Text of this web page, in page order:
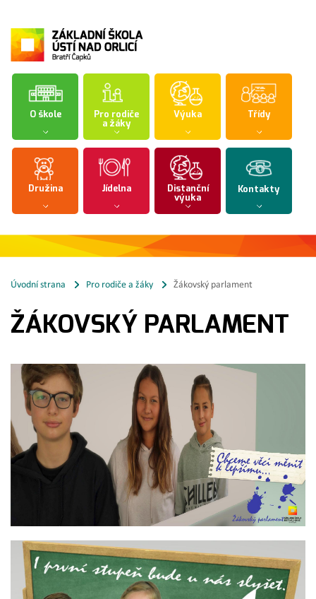
O škole Pro rodiče
a žáky
Výuka Třídy
Družina Jídelna Distanční
výuka
Kontakty
Úvodní strana Pro rodiče a žáky Žákovský parlament
ŽÁKOVSKÝ PARLAMENT